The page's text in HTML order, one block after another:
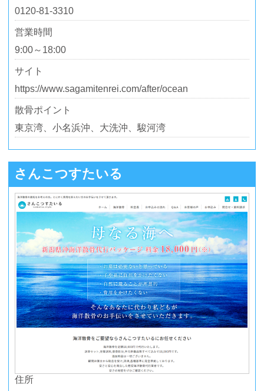
0120-81-3310
営業時間
9:00～18:00
サイト
https://www.sagamitenrei.com/after/ocean
散骨ポイント
東京湾、小名浜沖、大洗沖、駿河湾
さんこつすたいる
住所